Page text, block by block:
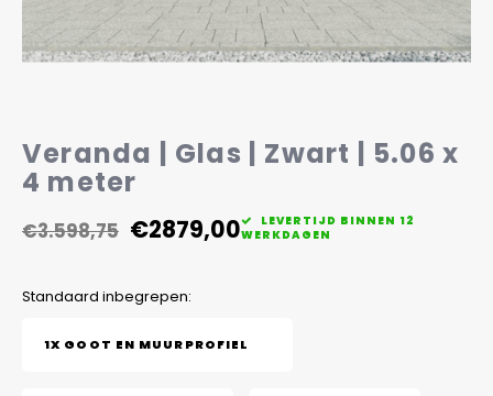
Veelgestelde vragen
Veranda | Glas | Zwart | 5.06 x
4 meter
€3.598,75 €2879,00
LEVERTIJD BINNEN 12
WERKDAGEN
Standaard inbegrepen:
1X GOOT EN MUURPROFIEL